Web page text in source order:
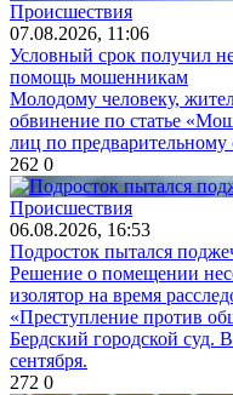
Происшествия
07.08.2026, 11:06
Условный срок получил
помощь мошенникам
Молодому человеку,
обвинение по статье
лиц по предварительному
262 0
Происшествия
06.08.2026, 16:53
Подросток пытался
Решение о помещении
изолятор на время
«Преступление против
Бердский городской суд.
сентября.
272 0